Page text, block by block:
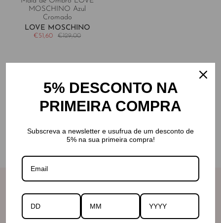
MOSCHINO Azul
Cromado
LOVE MOSCHINO
€51,60 €129,00
Contactos
5% DESCONTO NA
PRIMEIRA COMPRA
Subscreva a newsletter e usufrua de um desconto de
5% na sua primeira compra!